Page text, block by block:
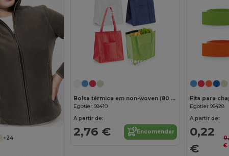
+24
Personalize-o!
Bolsa térmica em non-woven (80 g/m²)
Egotier 98410
A partir de:
2,76 € Encomendar
Egotier 99428
A partir de:
0,22
€
€